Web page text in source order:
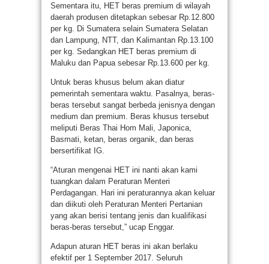
Sementara itu, HET beras premium di wilayah
daerah produsen ditetapkan sebesar Rp.12.800
per kg. Di Sumatera selain Sumatera Selatan
dan Lampung, NTT, dan Kalimantan Rp.13.100
per kg. Sedangkan HET beras premium di
Maluku dan Papua sebesar Rp.13.600 per kg.
Untuk beras khusus belum akan diatur
pemerintah sementara waktu. Pasalnya, beras-
beras tersebut sangat berbeda jenisnya dengan
medium dan premium. Beras khusus tersebut
meliputi Beras Thai Hom Mali, Japonica,
Basmati, ketan, beras organik, dan beras
bersertifikat IG.
“Aturan mengenai HET ini nanti akan kami
tuangkan dalam Peraturan Menteri
Perdagangan. Hari ini peraturannya akan keluar
dan diikuti oleh Peraturan Menteri Pertanian
yang akan berisi tentang jenis dan kualifikasi
beras-beras tersebut,” ucap Enggar.
Adapun aturan HET beras ini akan berlaku
efektif per 1 September 2017. Seluruh